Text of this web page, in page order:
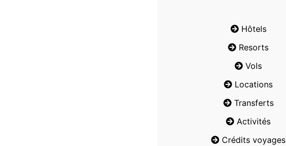
Hôtels
Resorts
Vols
Locations
Transferts
Activités
Crédits voyages